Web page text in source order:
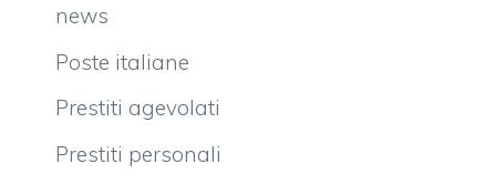
news
Poste italiane
Prestiti agevolati
Prestiti personali